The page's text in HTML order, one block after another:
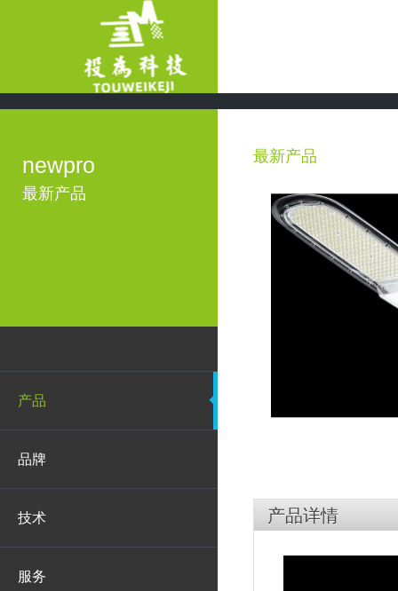
newpro
最新产品
产品
品牌
技术
服务
最新产品
产品详情